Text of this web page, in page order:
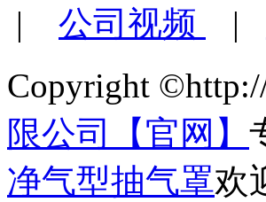
| 公司视频 |
Copyright
限公司【官网】
净气型抽气罩欢